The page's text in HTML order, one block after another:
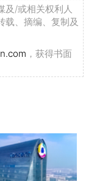
及/或相关权利人
载、摘编、复制及
，获得书面